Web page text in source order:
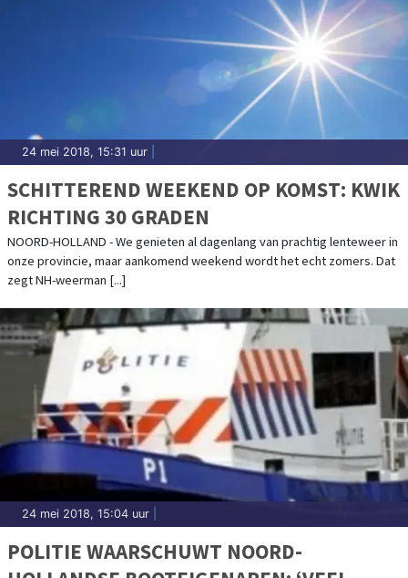
24 mei 2018, 15:31 uur
SCHITTEREND WEEKEND OP KOMST: KWIK
RICHTING 30 GRADEN
NOORD-HOLLAND - We genieten al dagenlang van prachtig lenteweer in
onze provincie, maar aankomend weekend wordt het echt zomers. Dat
zegt NH-weerman [...]
24 mei 2018, 15:04 uur
POLITIE WAARSCHUWT NOORD-